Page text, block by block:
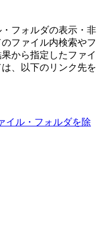
フォルダの表示・非
ファイル内検索やフ
から指定したファイ
、以下のリンク先を
イル・フォルダを除